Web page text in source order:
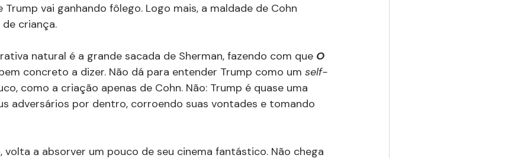
Trump vai ganhando fôlego. Logo mais, a maldade de Cohn
criança.
natural é a grande sacada de Sherman, fazendo com que O
concreto a dizer. Não dá para entender Trump como um self-
como a criação apenas de Cohn. Não: Trump é quase uma
adversários por dentro, corroendo suas vontades e tomando
volta a absorver um pouco de seu cinema fantástico. Não chega